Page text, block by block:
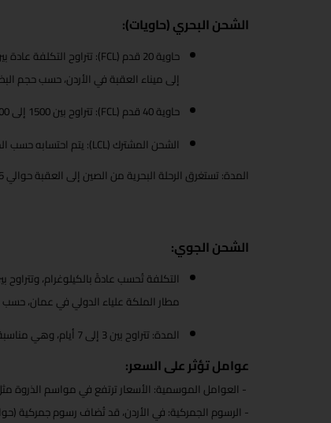
الشحن البحري (حاويات):
حاوية 20 قدم ( FCL
إلى ميناء العقبة في الأردن، حسب حجم
حاوية 40 قدم (
FCL): تتراوح بين 1500 إلى 4500 دولار أمريكي تقريبًا، مع احتمال زيادة خلال مواسم الذروة.
الشحن المشترك (LCL): يتم احتسابه حسب الحجم بالمتر
المدة: تستغرق الرحلة البحرية من الصين إلى العقبة حوالي 25 إلى 35 يومًا، حسب الميناء والظروف الجوية.
الشحن الجوي:
مطار الملكة علياء الدولي في عمان،
المدة: تتراوح بين 3 إلى 7 أيام، وهي مناسبة للبضائع العاجلة أو ذات القيمة العالية.
عوامل تؤثر على السعر:
- العوامل الموسمية: الأسعار ترتفع في مواسم الذروة
- الرسوم الجمركية: في الأردن، قد تُضاف رسوم جمركية (حوالي 0-15% من قيمة البضائع +